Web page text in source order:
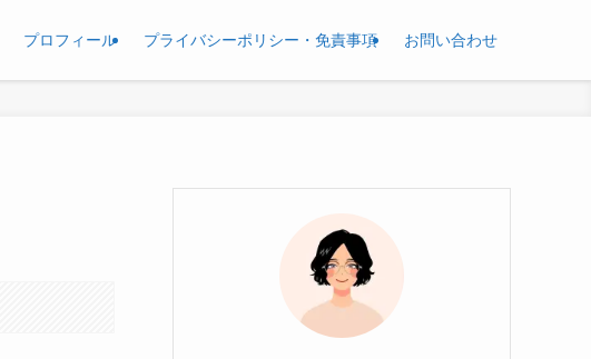
プロフィール プライバシーポリシー・免責事項 お問い合わせ